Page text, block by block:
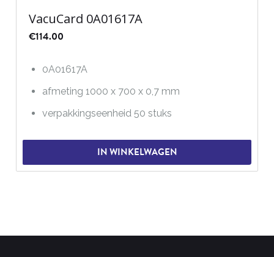
VacuCard 0A01617A
€114.00
0A01617A
afmeting 1000 x 700 x 0,7 mm
verpakkingseenheid 50 stuks
IN WINKELWAGEN